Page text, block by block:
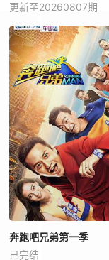
更新至20260807期
奔跑吧兄弟第一季
已完结